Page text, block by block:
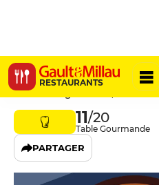
RESTAURANTS
A Tavola
23 Rue d'Aguesseau, 92100
11/20
Table Gourmande
PARTAGER